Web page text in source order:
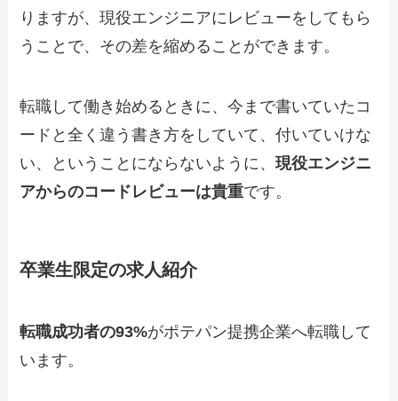
りますが、現役エンジニアにレビューをしてもら
うことで、その差を縮めることができます。
転職して働き始めるときに、今まで書いていたコ
ードと全く違う書き方をしていて、付いていけな
い、ということにならないように、現役エンジニ
アからのコードレビューは貴重です。
卒業生限定の求人紹介
転職成功者の93%がポテパン提携企業へ転職して
います。